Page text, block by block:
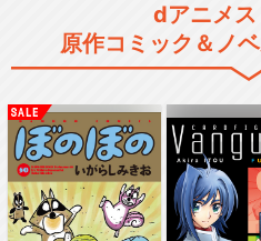
dアニメス
原作コミック＆ノ